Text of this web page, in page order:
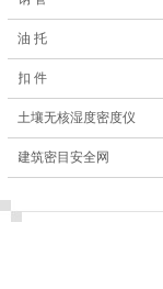
油 托
扣 件
土壤无核湿度密度仪
建筑密目安全网